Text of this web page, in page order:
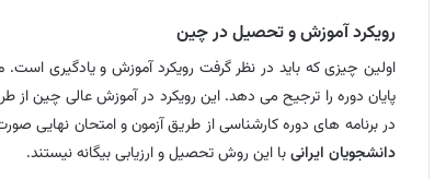
رویکرد آموزش و تحصیل در چین
اولین چیزی که باید در نظر گرفت رویکرد آموزش و یادگیری
در برنامه های دوره کارشناسی از طریق آزمون و امتحان نهایی
دانشجویان ایرانیبا این روش تحصیل و ارزیابی بیگانه نیستند.